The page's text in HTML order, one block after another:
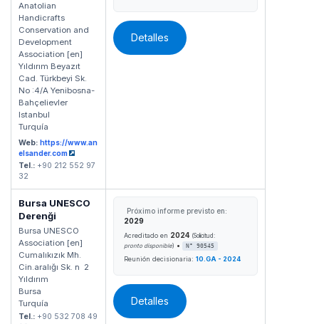
Anatolian
Handicrafts
Conservation and
Development
Association [en]
Yıldırım Beyazıt
Cad. Türkbeyi Sk.
No :4/A Yenibosna-
Bahçelievler
Istanbul
Turquía
Web: https://www.an
elsander.com
Tel.: +90 212 552 97
32
Detalles
Bursa UNESCO
Derenği
Bursa UNESCO
Association [en]
Cumalıkızık Mh.
Cin.aralığı Sk. n 2
Yıldırım
Bursa
Turquía
Tel.: +90 532 708 49
Próximo informe previsto en:
2029
Acreditado en 2024 (Solicitud:
pronto disponible) • N° 90545
Reunión decisionaria: 10.GA - 2024
Detalles